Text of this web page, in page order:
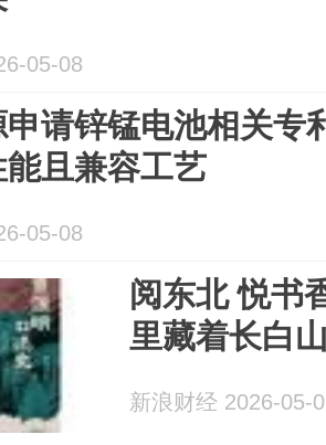
05-08
请锌锰电池相关专
且兼容工艺
05-08
阅东北 悦书
里藏着长白
新浪财经 2026-05-